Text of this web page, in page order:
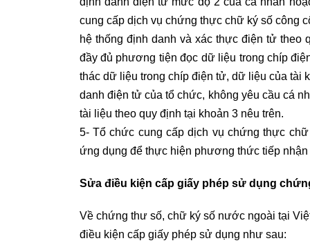
cung cấp dịch vụ chứng thực chữ ký số công
hệ thống định danh và xác thực điện tử
đầy đủ phương tiện đọc dữ liệu trong chíp
thác dữ liệu trong chíp điện tử, dữ liệu của tài
danh điện tử của tổ chức, không yêu cầu cá
tài liệu theo quy định tại khoản 3 nêu trên.
5- Tổ chức cung cấp dịch vụ chứng thực
ứng dụng để thực hiện phương thức tiếp
Sửa điều kiện cấp giấy phép sử dụng
Về chứng thư số, chữ ký số nước ngoài tại
điều kiện cấp giấy phép sử dụng như sau: